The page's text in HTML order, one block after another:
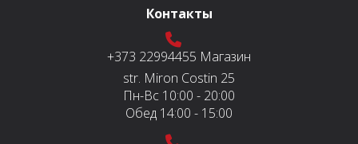
Контакты
+373 22994455 Магазин
str. Miron Costin 25
Пн-Вс 10:00 - 20:00
Обед 14:00 - 15:00